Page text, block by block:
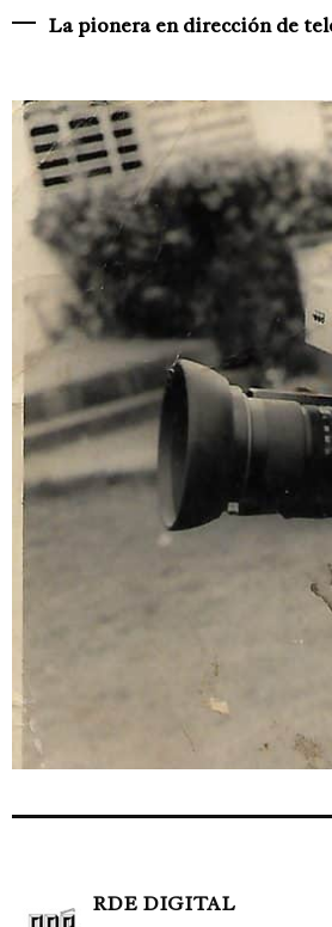
La pionera en dirección de
RDE DIGITAL